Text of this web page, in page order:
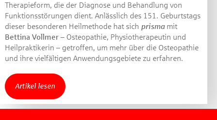
Therapieform, die der Diagnose und Behandlung von
Funktionsstörungen dient. Anlässlich des 151. Geburtstags
dieser besonderen Heilmethode hat sich prisma mit
Bettina Vollmer – Osteopathie, Physiotherapeutin und
Heilpraktikerin – getroffen, um mehr über die Osteopathie
und ihre vielfältigen Anwendungsgebiete zu erfahren.
Artikel lesen
Beantworten Sie einfach folgende Frage:
Welches Jubiläum feiert die Kreissparkasse
Göppingen in diesem Jahr?
Gewinnspiel geschlossen